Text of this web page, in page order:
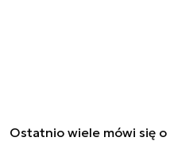
Ostatnio wiele mówi się o